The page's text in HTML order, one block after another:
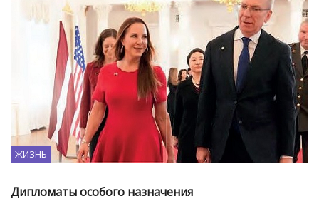
ЖИЗНЬ
Дипломаты особого назначения